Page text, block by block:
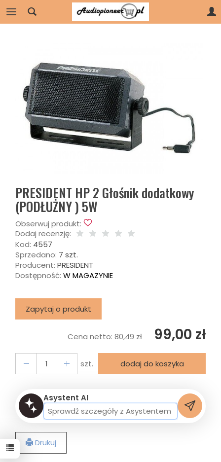
PRESIDENT HP 2 Głośnik dodatkowy
(PODŁUŻNY ) 5W
Obserwuj produkt:
Dodaj recenzję:
Kod: 4557
Sprzedano: 7 szt.
Producent: PRESIDENT
Dostępność: W MAGAZYNIE
Zapytaj o produkt
Cena netto: 80,49 zł 99,00 zł
szt. dodaj do koszyka
Asystent AI
Drukuj